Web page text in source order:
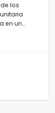
los
en un
de